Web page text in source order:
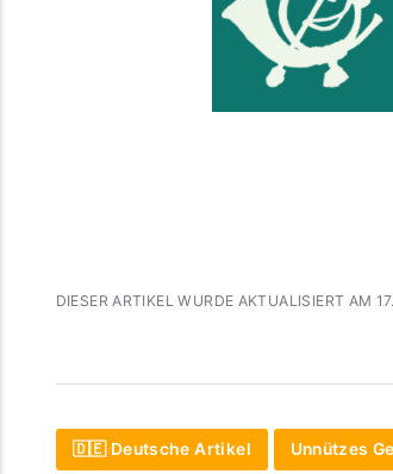
DIESER ARTIKEL WURDE AKTUALISIERT AM
🇩🇪 Deutsche Artikel Unnützes